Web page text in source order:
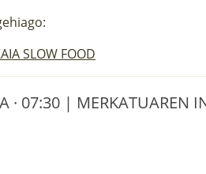
SLOW FOOD
· 07:30 | MERKATUAREN